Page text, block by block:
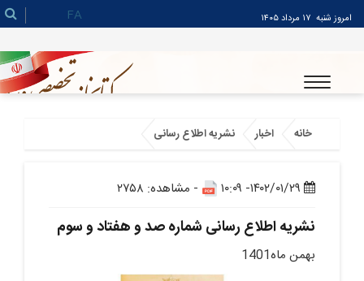
امروز شنبه ۱۷ مرداد ۱۴۰۵ FA
خانه اخبار نشریه اطلاع رسانی
۱۴۰۲/۰۱/۲۹- ۱۰:۰۹ - مشاهده: ۲۷۵۸
نشریه اطلاع رسانی شماره صد و هفتاد و سوم
بهمن ماه1401